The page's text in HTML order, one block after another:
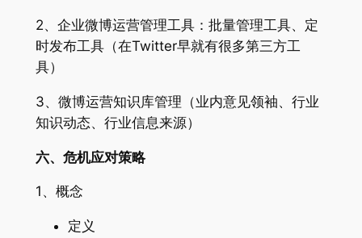
2、企业微博运营管理工具：批量管理工具、定
时发布工具（在Twitter早就有很多第三方工
具）
3、微博运营知识库管理（业内意见领袖、行业
知识动态、行业信息来源）
六、危机应对策略
1、概念
定义